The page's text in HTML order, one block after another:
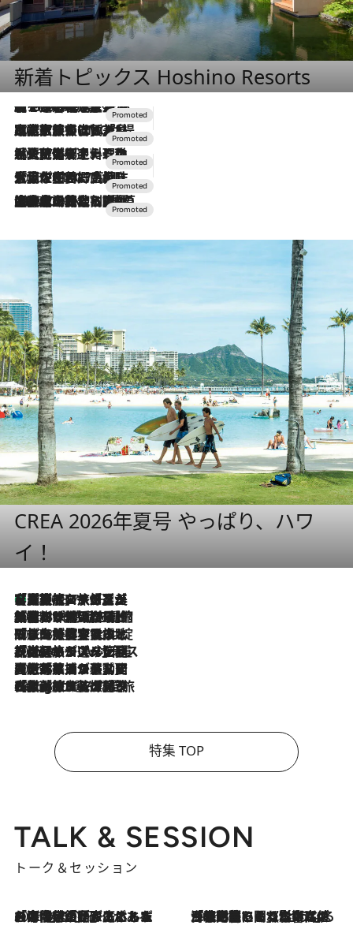
新着トピックス Hoshino Resorts
2026.8.7
【トンボの足水浴】ヒノキの香りに包まれて涼感マックス！約13℃の湧水かけ流しを避暑地「星野温泉 トンボの湯」で体験
2026.7.31
【ホテル帰省】という選択肢をOMOが提案。家族とほどよい距離を保つには「昼は実家、夜は気兼ねなくホテルで！」
2026.7.24
【夏限定ディナーコース】旬を迎える稚鮎や花ズッキーニなどをイタリア・トスカーナの郷土料理の手法で満喫！
2026.7.17
「土佐和ハーブかき氷」がOMO7高知に登場！生姜、山椒、大葉など目にも舌にも涼を呼ぶ郷土の味
2026.7.10
NEW OPEN！【界 草津】名湯の地に誕生。趣の異なる2種の温泉と上州ならではの会席・蕎麦割烹など美食を味わう究極の癒やし旅
CREA 2026年夏号 やっぱり、ハワ
イ！
2026.8.7
【厳選旅コスメ】「多機能アイテムがメイン！」旅好き美容エディターが選んだ夏旅ベストコスメを発表【Mサイズジップ】
2026.8.6
「荷物が増えるほど旅ストレスは増す」美容ジャーナリストがたどり着いた最終結論。“化粧品を劇的に減らす”感動の凝縮美容とは
2026.8.6
「旅先には金髪ウィッグを持参」日本と同じメイクでは損してる!? 美容ジャーナリストが提案する“掟破りの旅美容”とは
2026.8.6
【厳選旅コスメ】「身軽さ＆UV対策重視！」ヘアアーティストshucoが選んだ夏旅ベストコスメを発表【Mサイズジップ】
2026.8.5
【厳選旅コスメ】国内をあちこち移動する河井菜摘が選んだ夏旅ベストコスメ発表！「リラックスアイテムはマスト」【Mサイズジップ】
2026.8.4
【厳選旅コスメ】「紫外線＆乾燥対策しながらメイク感も！」ヘア＆メイクGeorgeが選んだ夏旅ベストコスメを発表！【Mサイズジップ】
特集 TOP
TALK & SESSION
トーク＆セッション
2026.8.3
「今後値上げがあるとすれば…」「リスクがあるのは今年の冬」エネルギー専門家が語る、ホルムズ海峡封鎖が家庭にもたらす“ある心配” 2026.8.3
「住宅建てられない…」「サーチャージ料の高値が続いている」ホルムズ海峡封鎖による影響はいつまで続く？《エネルギー専門家に聞く“どうなる日本の暮らし”》